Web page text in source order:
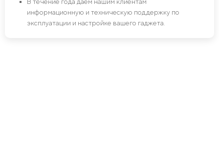
информационную и техническую поддержку по
эксплуатации и настройке вашего гаджета.